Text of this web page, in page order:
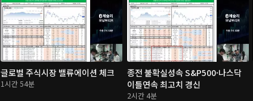
글로벌 주식시장 밸류에이션 체크
1시간 54분
종전 불확실성속 S&P500·나스닥
이틀연속 최고치 경신
2시간 4분